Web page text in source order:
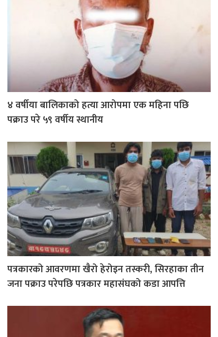
४ वर्षीया बालिकाको हत्या आरोपमा एक महिना पछि
पक्राउ परे ५९ वर्षीय स्थानीय
पत्रकारको आवरणमा खैरो हेरोइन तस्करी, सिरहाका तीन
जना पक्राउ परेपछि पत्रकार महासंघको कडा आपत्ति